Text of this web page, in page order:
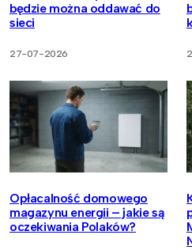
będzie można oddawać do
sieci
27-07-2026
Opłacalność domowego
magazynu energii – jakie są
oczekiwania Polaków?